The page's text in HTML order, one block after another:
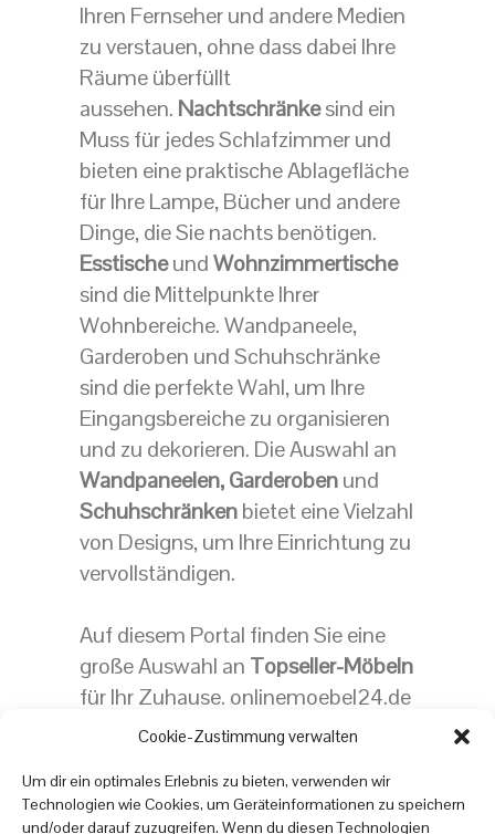
Cookie-Zustimmung verwalten
Um dir ein optimales Erlebnis zu bieten, verwenden wir
Technologien wie Cookies, um Geräteinformationen zu speichern
und/oder darauf zuzugreifen. Wenn du diesen Technologien
Ihren Fernseher und andere Medien
zu verstauen, ohne dass dabei Ihre
Räume überfüllt
aussehen. Nachtschränkesind ein
Muss für jedes Schlafzimmer und
bieten eine praktische Ablagefläche
für Ihre Lampe, Bücher und andere
Dinge, die Sie nachts benötigen.
EsstischeundWohnzimmertische
sind die Mittelpunkte Ihrer
Wohnbereiche. Wandpaneele,
Garderoben und Schuhschränke
sind die perfekte Wahl, um Ihre
Eingangsbereiche zu organisieren
und zu dekorieren. Die Auswahl an
Wandpaneelen,Garderobenund
Schuhschränkenbietet eine Vielzahl
von Designs, um Ihre Einrichtung zu
vervollständigen.
Auf diesem Portal finden Sie eine
große Auswahl an Topseller-Möbeln
für Ihr Zuhause. onlinemoebel24.de
zeigt Ihnen hochwertige
Preisen, die Ihrem Zuhause Komfort
und Stil verleihen. Bestellen Sie